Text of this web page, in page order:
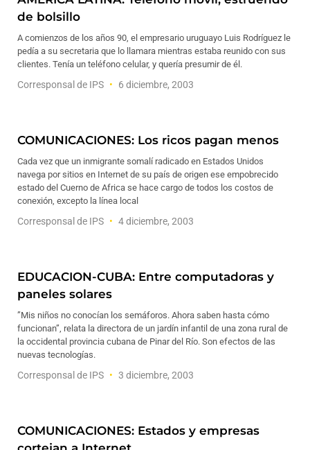
de bolsillo
A comienzos de los años 90, el empresario uruguayo Luis Rodríguez le
pedía a su secretaria que lo llamara mientras estaba reunido con sus
clientes. Tenía un teléfono celular, y quería presumir de él.
Corresponsal de IPS 6 diciembre, 2003
COMUNICACIONES: Los ricos pagan menos
Cada vez que un inmigrante somalí radicado en Estados Unidos
navega por sitios en Internet de su país de origen ese empobrecido
estado del Cuerno de Africa se hace cargo de todos los costos de
conexión, excepto la línea local
Corresponsal de IPS 4 diciembre, 2003
EDUCACION-CUBA: Entre computadoras y
paneles solares
”Mis niños no conocían los semáforos. Ahora saben hasta cómo
funcionan”, relata la directora de un jardín infantil de una zona rural de
la occidental provincia cubana de Pinar del Río. Son efectos de las
nuevas tecnologías.
Corresponsal de IPS 3 diciembre, 2003
COMUNICACIONES: Estados y empresas